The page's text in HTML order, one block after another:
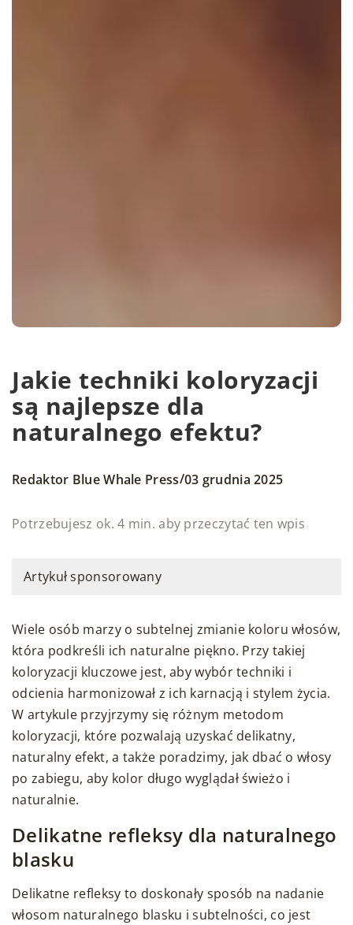
Jakie techniki koloryzacji
są najlepsze dla
naturalnego efektu?
Redaktor Blue Whale Press/03 grudnia 2025
Potrzebujesz ok. 4 min. aby przeczytać ten wpis
Artykuł sponsorowany
Wiele osób marzy o subtelnej zmianie koloru włosów,
która podkreśli ich naturalne piękno. Przy takiej
koloryzacji kluczowe jest, aby wybór techniki i
odcienia harmonizował z ich karnacją i stylem życia.
W artykule przyjrzymy się różnym metodom
koloryzacji, które pozwalają uzyskać delikatny,
naturalny efekt, a także poradzimy, jak dbać o włosy
po zabiegu, aby kolor długo wyglądał świeżo i
naturalnie.
Delikatne refleksy dla naturalnego
blasku
Delikatne refleksy to doskonały sposób na nadanie
włosom naturalnego blasku i subtelności, co jest